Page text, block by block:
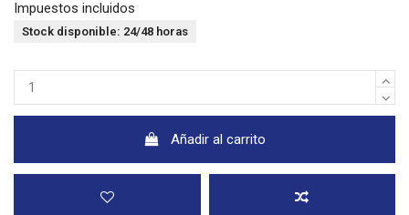
Impuestos incluidos
Stock disponible: 24/48 horas
Añadir al carrito